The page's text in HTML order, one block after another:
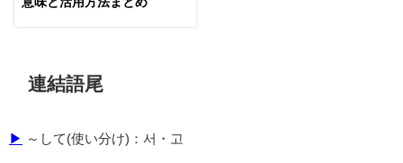
連結語尾
▶ ～して(使い分け)：서・고